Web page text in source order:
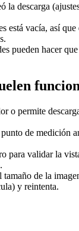
la descarga
está vacía, así
pueden hacer
o permite
de medición
para validar la
tamaño de la
y reintenta.